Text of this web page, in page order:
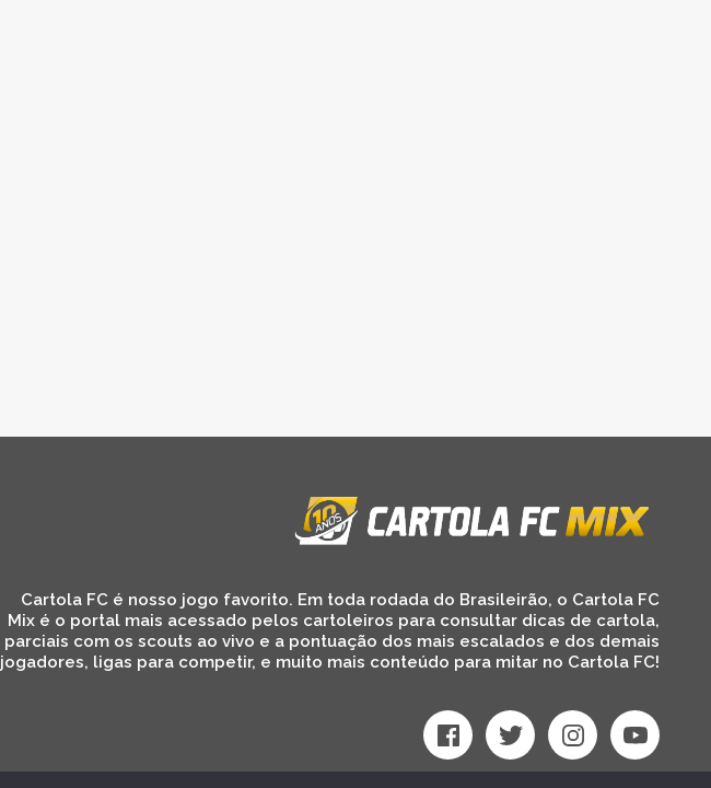
Cartola FC é nosso jogo favorito. Em toda rodada do Brasileirão, o Cartola FC
Mix é o portal mais acessado pelos cartoleiros para consultar dicas de cartola,
parciais com os scouts ao vivo e a pontuação dos mais escalados e dos demais
jogadores, ligas para competir, e muito mais conteúdo para mitar no Cartola FC!